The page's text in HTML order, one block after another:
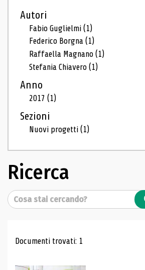
Autori
Fabio Guglielmi(1)
Federico Borgna(1)
Raffaella Magnano(1)
Stefania Chiavero(1)
Anno
2017(1)
Sezioni
Nuovi progetti(1)
Ricerca
Cerca
Risultati di ricerca
Documenti trovati: 1